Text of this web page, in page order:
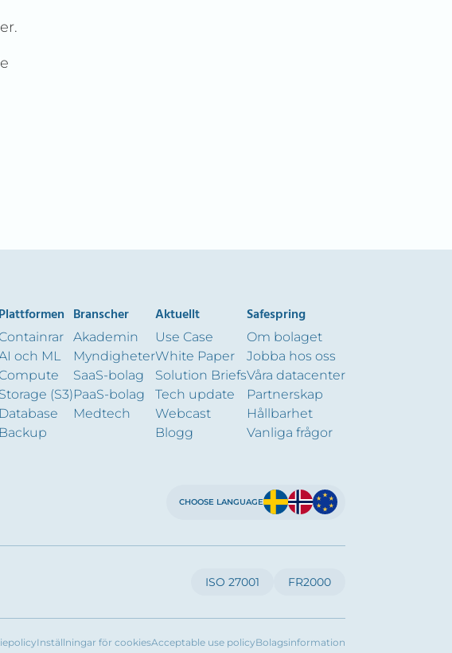
Plattformen
Containrar
och ML
Compute
Storage (S3)
Database
Backup
Branscher
Akademin
Myndigheter
SaaS-bolag
PaaS-bolag
Medtech
Aktuellt
Use Case
White Paper
Solution Briefs
Tech update
Webcast
Blogg
Safespring
Om bolaget
Jobba hos oss
Våra datacenter
Partnerskap
Hållbarhet
Vanliga frågor
CHOOSE LANGUAGE
ISO 27001 FR2000
Inställningar för cookiesAcceptable use policyBolagsinformation